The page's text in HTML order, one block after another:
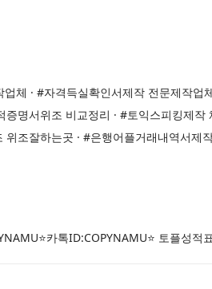
체 · #자격득실확인서제작 전문제작
증명서위조 비교정리 · #토익스피킹제
위조잘하는곳 · #은행어플거래내역서제
카톡ID:COPYNAMU⭐ 토플성적